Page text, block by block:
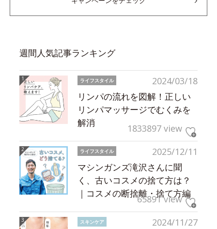
週間人気記事ランキング
2024/03/18
ライフスタイル
リンパの流れを図解！正しい
リンパマッサージでむくみを
解消
1833897 view
2025/12/11
ライフスタイル
マシンガンズ滝沢さんに聞
く、古いコスメの捨て方は？
｜コスメの断捨離・捨て方編
65891 view
2024/11/27
スキンケア